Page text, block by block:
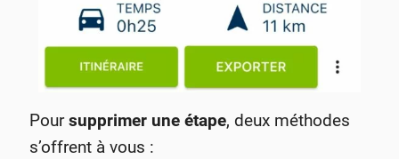
Poursupprimer une étape, deux méthodes
s’offrent à vous :